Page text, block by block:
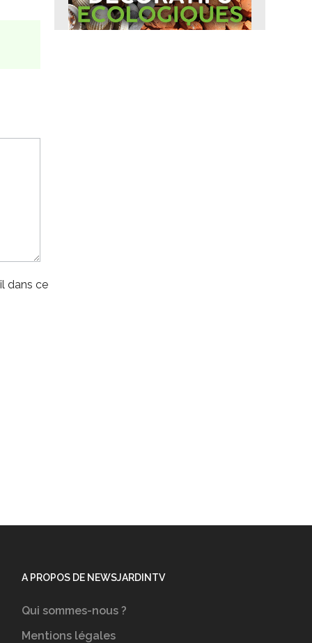
dans ce
A PROPOS DE NEWSJARDINTV
Qui sommes-nous ?
Mentions légales